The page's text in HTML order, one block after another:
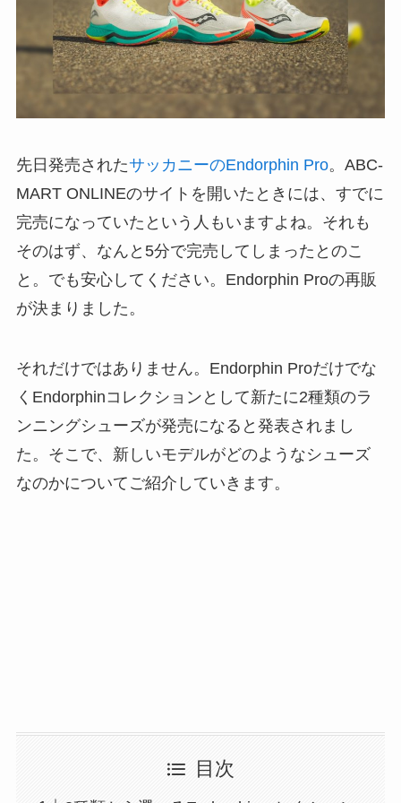
先日発売されたサッカニーのEndorphin Pro。ABC-
MART ONLINEのサイトを開いたときには、すでに
完売になっていたという人もいますよね。それも
そのはず、なんと5分で完売してしまったとのこ
と。でも安心してください。Endorphin Proの再販
が決まりました。
それだけではありません。Endorphin Proだけでな
くEndorphinコレクションとして新たに2種類のラ
ンニングシューズが発売になると発表されまし
た。そこで、新しいモデルがどのようなシューズ
なのかについてご紹介していきます。
目次